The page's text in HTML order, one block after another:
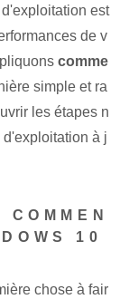
est
de v
comme
simple et ra
les étapes n
à j
10
chose à fair